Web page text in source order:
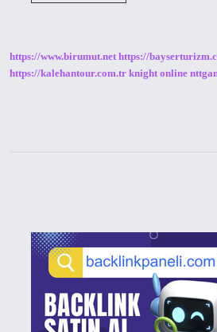
https://www.birumut.net https://
https://kalehantour.com.tr knight online